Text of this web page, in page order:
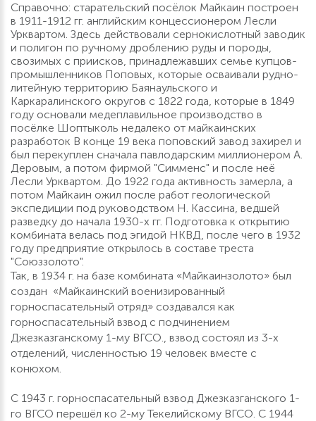
Справочно: старательский посёлок Майкаин построен
в 1911-1912 гг. английским концессионером Лесли
Урквартом. Здесь действовали сернокислотный заводик
и полигон по ручному дроблению руды и породы,
свозимых с приисков, принадлежавших семье купцов-
промышленников Поповых, которые осваивали рудно-
литейную территорию Баянаульского и
Каркаралинского округов с 1822 года, которые в 1849
году основали медеплавильное производство в
посёлке Шоптыколь недалеко от майкаинских
разработок В конце 19 века поповский завод захирел и
был перекуплен сначала павлодарским миллионером А.
Деровым, а потом фирмой "Симменс" и после неё
Лесли Урквартом. До 1922 года активность замерла, а
потом Майкаин ожил после работ геологической
экспедиции под руководством Н. Кассина, ведшей
разведку до начала 1930-х гг. Подготовка к открытию
комбината велась под эгидой НКВД, после чего в 1932
году предприятие открылось в составе треста
"Союззолото".
Так, в 1934 г. на базе комбината «Майкаинзолото» был
создан «Майкаинский военизированный
горноспасательный отряд» создавался как
горноспасательный взвод с подчинением
Джезказганскому 1-му ВГСО., взвод состоял из 3-х
отделений, численностью 19 человек вместе с
конюхом.
С 1943 г. горноспасательный взвод Джезказганского 1-
го ВГСО перешёл ко 2-му Текелийскому ВГСО. С 1944